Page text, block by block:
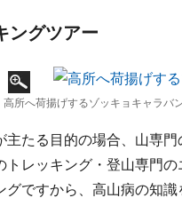
ングツアー
高所へ荷揚げするゾッキョキャラバ
主たる目的の場合、山専
トレッキング・登山専門
グですから、高山病の知